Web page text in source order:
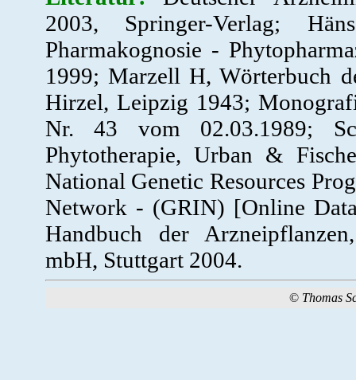
2003, Springer-Verlag;
Pharmakognosie -
1999; Marzell H, Wörterbuch
Hirzel, Leipzig 1943;
Nr. 43 vom 02.03.1989;
Phytotherapie, Urban &
National Genetic Resources
Network - (GRIN) [Online
Handbuch der
mbH, Stuttgart 2004.
© Thomas